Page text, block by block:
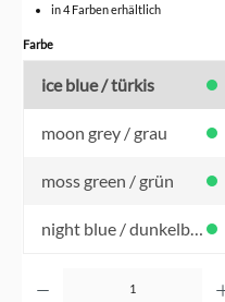
in 4 Farben erhältlich
Farbeauswählen
ice blue / türkis
moon grey / grau
moss green / grün
night blue / dunkelblau